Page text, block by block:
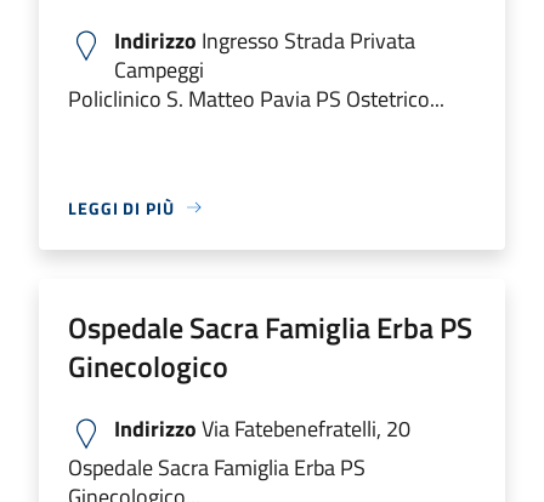
Indirizzo Ingresso Strada Privata
Campeggi
Policlinico S. Matteo Pavia PS Ostetrico...
LEGGI DI PIÙ
Ospedale Sacra Famiglia Erba PS
Ginecologico
IndirizzoVia Fatebenefratelli, 20
Ospedale Sacra Famiglia Erba PS